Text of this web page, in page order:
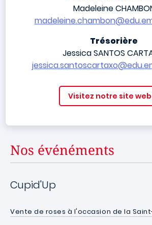
Madeleine
Trésorière
Jessica SANTOS
Visitez notre site web
Nos événéments
Cupid'Up
Vente de roses à l'occasion de la